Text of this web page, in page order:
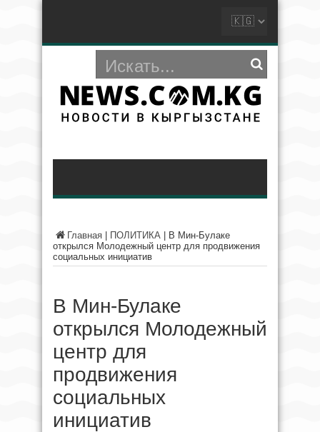
Главная ПОЛИТИКА
В Мин-Булаке
открылся Молодежный центр для продвижения
социальных инициатив
В Мин-Булаке
открылся Молодежный
центр для
продвижения
социальных
инициатив